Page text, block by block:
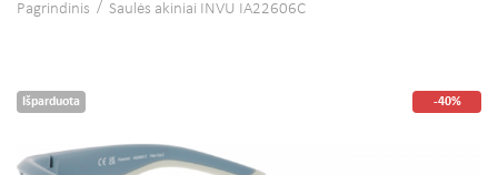
Pagrindinis Saulės akiniai INVU IA22606C
Išparduota -40%